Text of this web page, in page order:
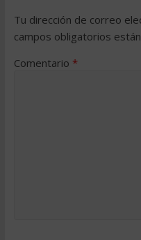
Tu dirección de correo
campos obligatorios
Comentario *